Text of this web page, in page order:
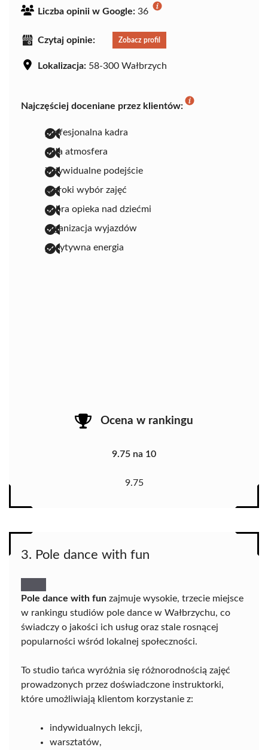
Liczba opinii w Google: 36
Czytaj opinie: Zobacz profil
Lokalizacja: 58-300 Wałbrzych
Najczęściej doceniane przez klientów:
profesjonalna kadra
miła atmosfera
indywidualne podejście
szeroki wybór zajęć
dobra opieka nad dziećmi
organizacja wyjazdów
pozytywna energia
Ocena w rankingu
9.75 na 10
9.75
3. Pole dance with fun
Pole dance with fun zajmuje wysokie, trzecie miejsce
w rankingu studiów pole dance w Wałbrzychu, co
świadczy o jakości ich usług oraz stale rosnącej
popularności wśród lokalnej społeczności.
To studio tańca wyróżnia się różnorodnością zajęć
prowadzonych przez doświadczone instruktorki,
które umożliwiają klientom korzystanie z:
indywidualnych lekcji,
warsztatów,